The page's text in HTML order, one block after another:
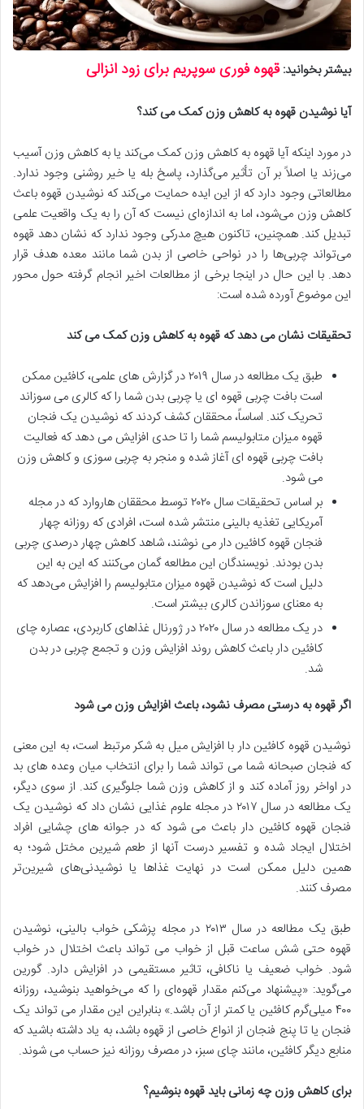
بیشتر بخوانید:قهوه فوری سوپریم برای زود انزالی
آیا نوشیدن قهوه به کاهش وزن کمک می کند؟
در مورد اینکه آیا قهوه به کاهش وزن کمک می‌کند یا به کاهش وزن آسیب
می‌زند یا اصلاً بر آن تأثیر می‌گذارد، پاسخ بله یا خیر روشنی وجود ندارد.
مطالعاتی وجود دارد که از این ایده حمایت می‌کند که نوشیدن قهوه باعث
کاهش وزن می‌شود، اما به اندازه‌ای نیست که آن را به یک واقعیت علمی
تبدیل کند. همچنین، تاکنون هیچ مدرکی وجود ندارد که نشان دهد قهوه
می‌تواند چربی‌ها را در نواحی خاصی از بدن شما مانند معده هدف قرار
دهد. با این حال در اینجا برخی از مطالعات اخیر انجام گرفته حول محور
این موضوع آورده شده است:
تحقیقات نشان می دهد که قهوه به کاهش وزن کمک می کند
طبق یک مطالعه در سال ۲۰۱۹ در گزارش های علمی، کافئین ممکن
است بافت چربی قهوه ای یا چربی بدن شما را که کالری می سوزاند
تحریک کند. اساساً، محققان کشف کردند که نوشیدن یک فنجان
قهوه میزان متابولیسم شما را تا حدی افزایش می دهد که فعالیت
بافت چربی قهوه ای آغاز شده و منجر به چربی سوزی و کاهش وزن
می شود.
بر اساس تحقیقات سال ۲۰۲۰ توسط محققان هاروارد که در مجله
آمریکایی تغذیه بالینی منتشر شده است، افرادی که روزانه چهار
فنجان قهوه کافئین دار می نوشند، شاهد کاهش چهار درصدی چربی
بدن بودند. نویسندگان این مطالعه گمان می‌کنند که این به این
دلیل است که نوشیدن قهوه میزان متابولیسم را افزایش می‌دهد که
به معنای سوزاندن کالری بیشتر است.
در یک مطالعه در سال ۲۰۲۰ در ژورنال غذاهای کاربردی، عصاره چای
کافئین دار باعث کاهش روند افزایش وزن و تجمع چربی در بدن
شد.
اگر قهوه به درستی مصرف نشود، باعث افزایش وزن می شود
نوشیدن قهوه کافئین دار با افزایش میل به شکر مرتبط است، به این معنی
که فنجان صبحانه شما می تواند شما را برای انتخاب میان وعده های بد
در اواخر روز آماده کند و از کاهش وزن شما جلوگیری کند. از سوی دیگر،
یک مطالعه در سال ۲۰۱۷ در مجله علوم غذایی نشان داد که نوشیدن یک
فنجان قهوه کافئین دار باعث می شود که در جوانه های چشایی افراد
اختلال ایجاد شده و تفسیر درست آنها از طعم شیرین مختل شود؛ به
همین دلیل ممکن است در نهایت غذاها یا نوشیدنی‌های شیرین‌تر
مصرف کنند.
طبق یک مطالعه در سال ۲۰۱۳ در مجله پزشکی خواب بالینی، نوشیدن
قهوه حتی شش ساعت قبل از خواب می تواند باعث اختلال در خواب
شود. خواب ضعیف یا ناکافی، تاثیر مستقیمی در افزایش دارد. گورین
می‌گوید: «پیشنهاد می‌کنم مقدار قهوه‌ای را که می‌خواهید بنوشید، روزانه
۴۰۰ میلی‌گرم کافئین یا کمتر از آن باشد.» بنابراین این مقدار می تواند یک
فنجان یا تا پنج فنجان از انواع خاصی از قهوه باشد، به یاد داشته باشید که
منابع دیگر کافئین، مانند چای سبز، در مصرف روزانه نیز حساب می شوند.
برای کاهش وزن چه زمانی باید قهوه بنوشیم؟